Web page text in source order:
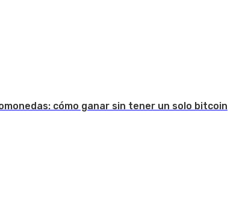
cómo ganar sin tener un solo bitcoin